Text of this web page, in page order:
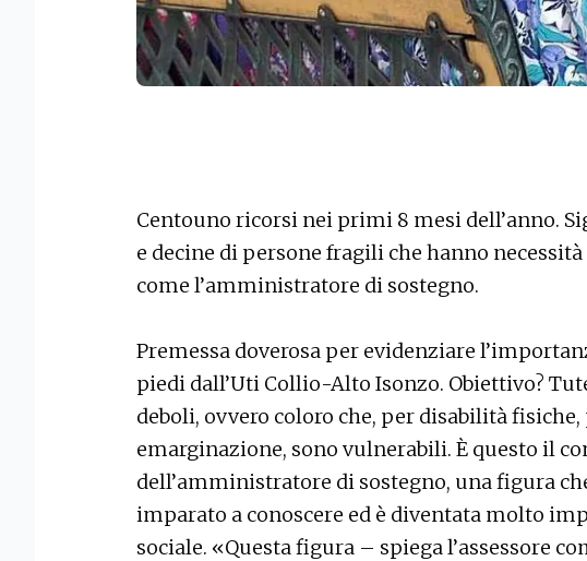
Centouno ricorsi nei primi 8 mesi dell’anno.
e decine di persone fragili che hanno
come l’amministratore di sostegno.
Premessa doverosa per evidenziare
piedi dall’Uti Collio-Alto Isonzo. Obiettivo?
deboli, ovvero coloro che, per disabilità
emarginazione, sono vulnerabili. È questo il
dell’amministratore di sostegno, una figura
imparato a conoscere ed è diventata molto
sociale. «Questa figura – spiega l’assessore